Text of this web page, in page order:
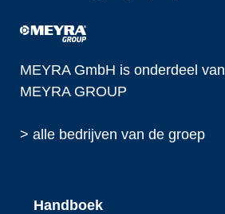
MEYRA GmbH is onderdeel van
MEYRA GROUP
> alle bedrijven van de groep
Handboek